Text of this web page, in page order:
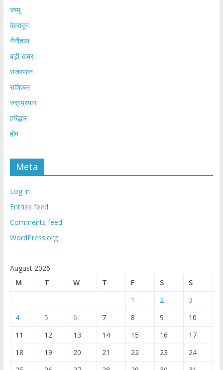
जम्मू
देहरादून
नैनीताल
बड़ी खबर
राजस्थान
राशिफल
रुद्रप्रयाग
हरिद्धार
होम
Meta
Log in
Entries feed
Comments feed
WordPress.org
August 2026
M
T W T F S
S
1
2
3
4
5 6 7 8 9
10
11
12 13 14 15 16
17
18
19 20 21 22 23
24